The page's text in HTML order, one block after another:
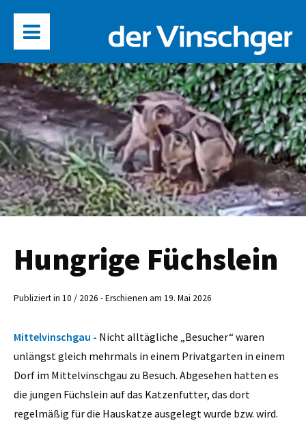
Hungrige Füchslein
Publiziert in 10 / 2026 - Erschienen am 19. Mai 2026
Mittelvinschgau - Nicht alltägliche „Besucher“ waren
unlängst gleich mehrmals in einem Privatgarten in einem
Dorf im Mittelvinschgau zu Besuch. Abgesehen hatten es
die jungen Füchslein auf das Katzenfutter, das dort
regelmäßig für die Hauskatze ausgelegt wurde bzw. wird.